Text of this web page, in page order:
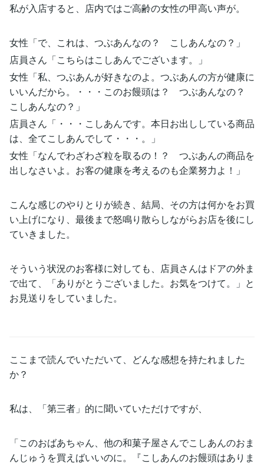
私が入店すると、店内ではご高齢の女性の甲高い声が。
女性「で、これは、つぶあんなの？ こしあんなの？」
店員さん「こちらはこしあんでございます。」
女性「私、つぶあんが好きなのよ。つぶあんの方が健康に
いいんだから。・・・このお饅頭は？ つぶあんなの？
こしあんなの？」
店員さん「・・・こしあんです。本日お出ししている商品
は、全てこしあんでして・・・。」
女性「なんでわざわざ粒を取るの！？ つぶあんの商品を
出しなさいよ。お客の健康を考えるのも企業努力よ！」
こんな感じのやりとりが続き、結局、その方は何かをお買
い上げになり、最後まで怒鳴り散らしながらお店を後にし
ていきました。
そういう状況のお客様に対しても、店員さんはドアの外ま
で出て、「ありがとうございました。お気をつけて。」と
お見送りをしていました。
ここまで読んでいただいて、どんな感想を持たれました
か？
私は、「第三者」的に聞いていただけですが、
「このおばあちゃん、他の和菓子屋さんでこしあんのおま
んじゅうを買えばいいのに。『こしあんのお饅頭はありま